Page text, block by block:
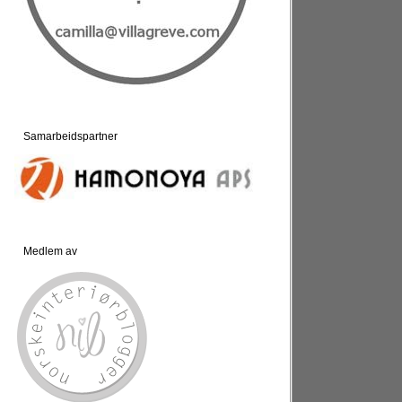
Samarbeidspartner
Medlem av